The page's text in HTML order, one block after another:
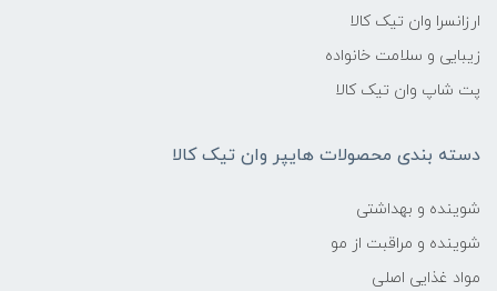
ارزانسرا وان تیک کالا
زیبایی و سلامت خانواده
پت شاپ وان تیک کالا
دسته بندی محصولات هایپر وان تیک کالا
شوینده و بهداشتی
شوینده و مراقبت از مو
مواد غذایی اصلی